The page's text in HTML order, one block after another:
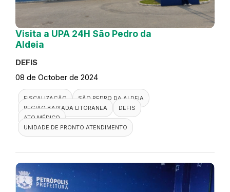
Visita a UPA 24H São Pedro da
Aldeia
DEFIS
08 de October de 2024
FISCALIZAÇÃO
SÃO PEDRO DA ALDEIA
REGIÃO BAIXADA LITORÂNEA
DEFIS
ATO MÉDICO
UNIDADE DE PRONTO ATENDIMENTO